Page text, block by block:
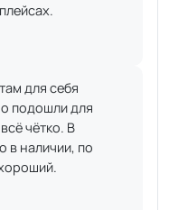
для себя
подошли для
чётко. В
в наличии, по